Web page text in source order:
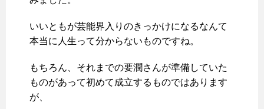
いいともが芸能界入りのきっかけになるなんて
本当に人生って分からないものですね。
もちろん、それまでの要潤さんが準備していた
ものがあって初めて成立するものではあります
が、